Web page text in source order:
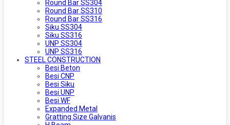
Round Bar SS304
Round Bar SS310
Round Bar SS316
Siku SS304
Siku SS316
UNP SS304
UNP SS316
STEEL CONSTRUCTION
Besi Beton
Besi CNP
Besi Siku
Besi UNP
Besi WF
Expanded Metal
Gratting Size Galvanis